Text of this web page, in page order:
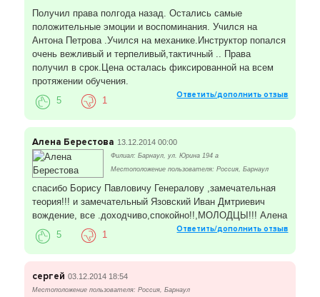
Получил права полгода назад. Остались самые
положительные эмоции и воспоминания. Учился на
Антона Петрова .Учился на механике.Инструктор попался
очень вежливый и терпеливый,тактичный .. Права
получил в срок.Цена осталась фиксированной на всем
протяжении обучения.
Ответить/дополнить отзыв
5 1
Алена Берестова 13.12.2014 00:00
Филиал: Барнаул, ул. Юрина 194 а
Местоположение пользователя: Россия, Барнаул
спасибо Борису Павловичу Генералову ,замечательная
теория!!! и замечательный Язовский Иван Дмтриевич
вождение, все .доходчиво,спокойно!!,МОЛОДЦЫ!!! Алена
Ответить/дополнить отзыв
5 1
сергей 03.12.2014 18:54
Местоположение пользователя: Россия, Барнаул